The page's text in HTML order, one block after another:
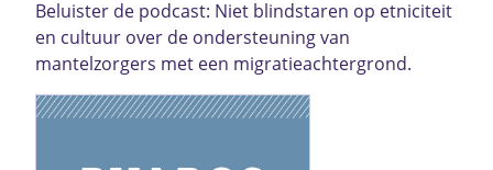
Beluister de podcast: Niet blindstaren op etniciteit
en cultuur over de ondersteuning van
mantelzorgers met een migratieachtergrond.